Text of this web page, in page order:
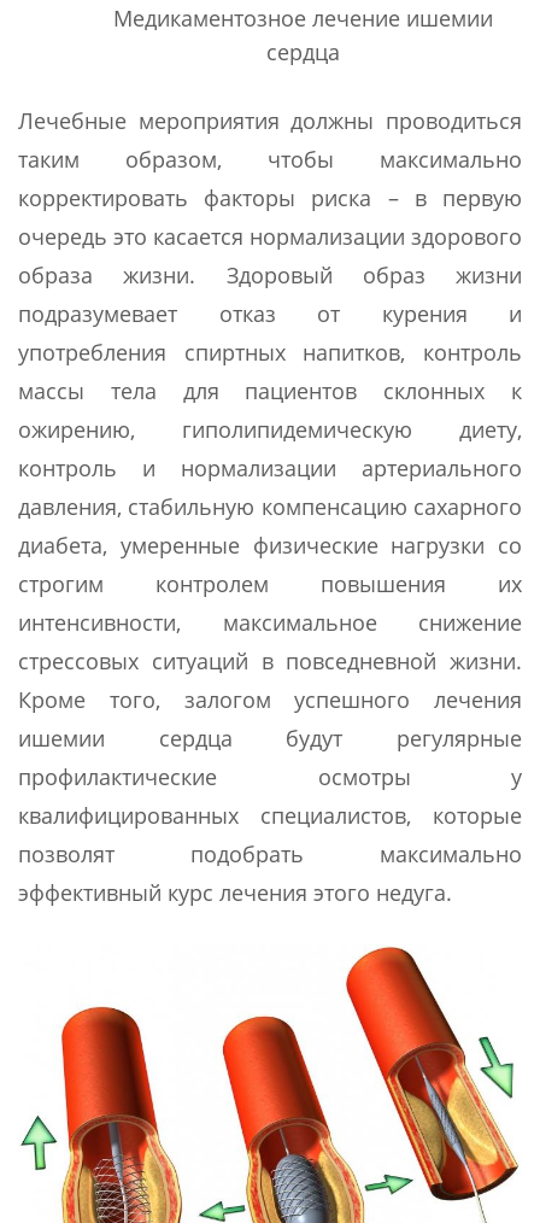
Медикаментозное лечение ишемии
сердца
Лечебные мероприятия должны проводиться
таким образом, чтобы максимально
корректировать факторы риска – в первую
очередь это касается нормализации здорового
образа жизни. Здоровый образ жизни
подразумевает отказ от курения и
употребления спиртных напитков, контроль
массы тела для пациентов склонных к
ожирению, гиполипидемическую диету,
контроль и нормализации артериального
давления, стабильную компенсацию сахарного
диабета, умеренные физические нагрузки со
строгим контролем повышения их
интенсивности, максимальное снижение
стрессовых ситуаций в повседневной жизни.
Кроме того, залогом успешного лечения
ишемии сердца будут регулярные
профилактические осмотры у
квалифицированных специалистов, которые
позволят подобрать максимально
эффективный курс лечения этого недуга.